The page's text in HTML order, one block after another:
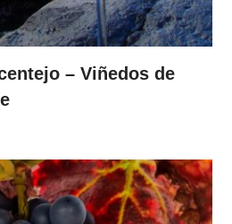
– Viñedos de